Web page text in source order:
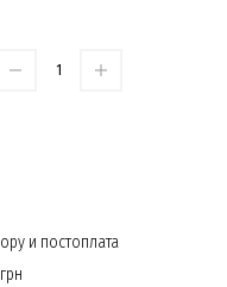
и постоплата